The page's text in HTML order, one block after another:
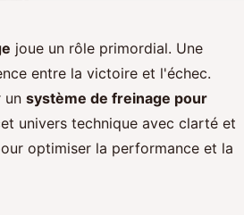
joue un rôle primordial. Une
entre la victoire et l'échec.
un système de freinage pour
univers technique avec clarté et
optimiser la performance et la